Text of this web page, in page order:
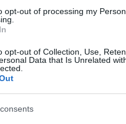
opt-out of processing my
opt-out of Collection, Use,
Data that Is Unrelated
εργάτες και το έργο